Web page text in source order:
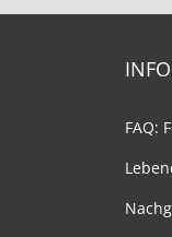
FAQ: